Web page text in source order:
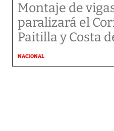
Montaje de
paralizará el
Paitilla y Costa
NACIONAL